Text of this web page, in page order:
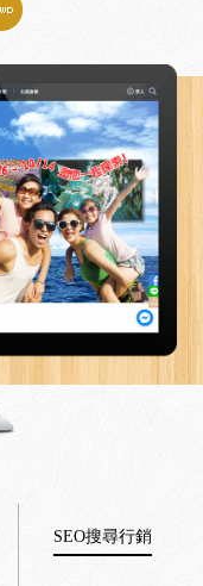
SEO搜尋行銷